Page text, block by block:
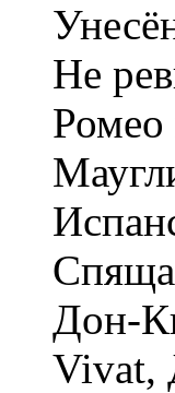
Не
Дон-
Vivat,